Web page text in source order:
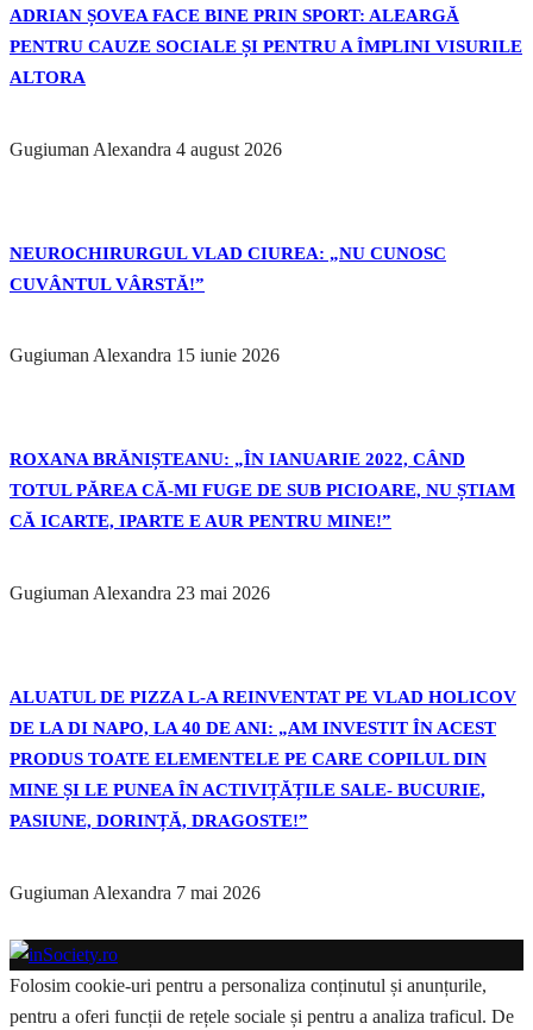
ADRIAN ȘOVEA FACE BINE PRIN SPORT: ALEARGĂ
PENTRU CAUZE SOCIALE ȘI PENTRU A ÎMPLINI VISURILE
ALTORA
Gugiuman Alexandra 4 august 2026
NEUROCHIRURGUL VLAD CIUREA: „NU CUNOSC
CUVÂNTUL VÂRSTĂ!”
Gugiuman Alexandra 15 iunie 2026
ROXANA BRĂNIȘTEANU: „ÎN IANUARIE 2022, CÂND
TOTUL PĂREA CĂ-MI FUGE DE SUB PICIOARE, NU ȘTIAM
CĂ ICARTE, IPARTE E AUR PENTRU MINE!”
Gugiuman Alexandra 23 mai 2026
ALUATUL DE PIZZA L-A REINVENTAT PE VLAD HOLICOV
DE LA DI NAPO, LA 40 DE ANI: „AM INVESTIT ÎN ACEST
PRODUS TOATE ELEMENTELE PE CARE COPILUL DIN
MINE ȘI LE PUNEA ÎN ACTIVIȚĂȚILE SALE- BUCURIE,
PASIUNE, DORINȚĂ, DRAGOSTE!”
Gugiuman Alexandra 7 mai 2026
Folosim cookie-uri pentru a personaliza conținutul și anunțurile,
pentru a oferi funcții de rețele sociale și pentru a analiza traficul. De